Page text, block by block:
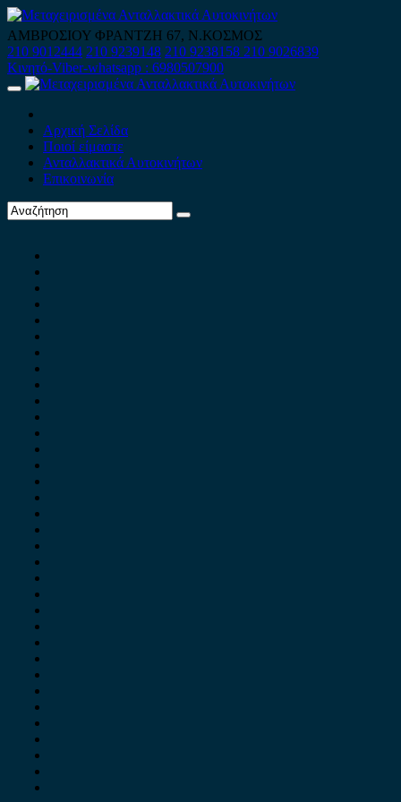
Skip
to
content
ΑΜΒΡΟΣΙΟΥ ΦΡΑΝΤΖΗ 67, Ν.ΚΟΣΜΟΣ
210 9012444 210 9239148 210 9238158 210 9026839
Κινητό-Viber-whatsapp : 6980507900
Primary
Αρχική Σελίδα
Ποιοί είμαστε
Ανταλλακτικά Αυτοκινήτων
Επικοινωνία